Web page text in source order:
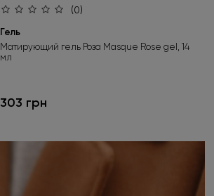
(0)
Гель
Матирующий гель Роза Masque Rose gel, 14
мл
303 грн